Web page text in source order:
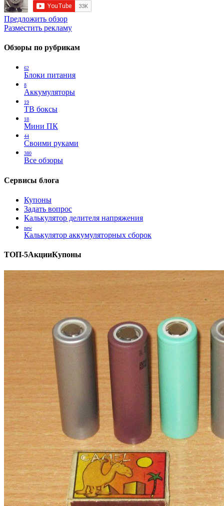
Предложить обзор
Разместить рекламу
Обзоры по рубрикам
62
Блоки питания
8
Аккумуляторы
19
ТВ боксы
18
Мини ПК
44
Своими руками
380
Все обзоры
Сервисы блога
Купоны
Задать вопрос
Калькулятор делителя напряжения
new
Калькулятор аккумуляторных сборок
ТОП-5АкцииКупоны